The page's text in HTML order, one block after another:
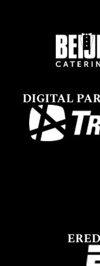
DIGITAL